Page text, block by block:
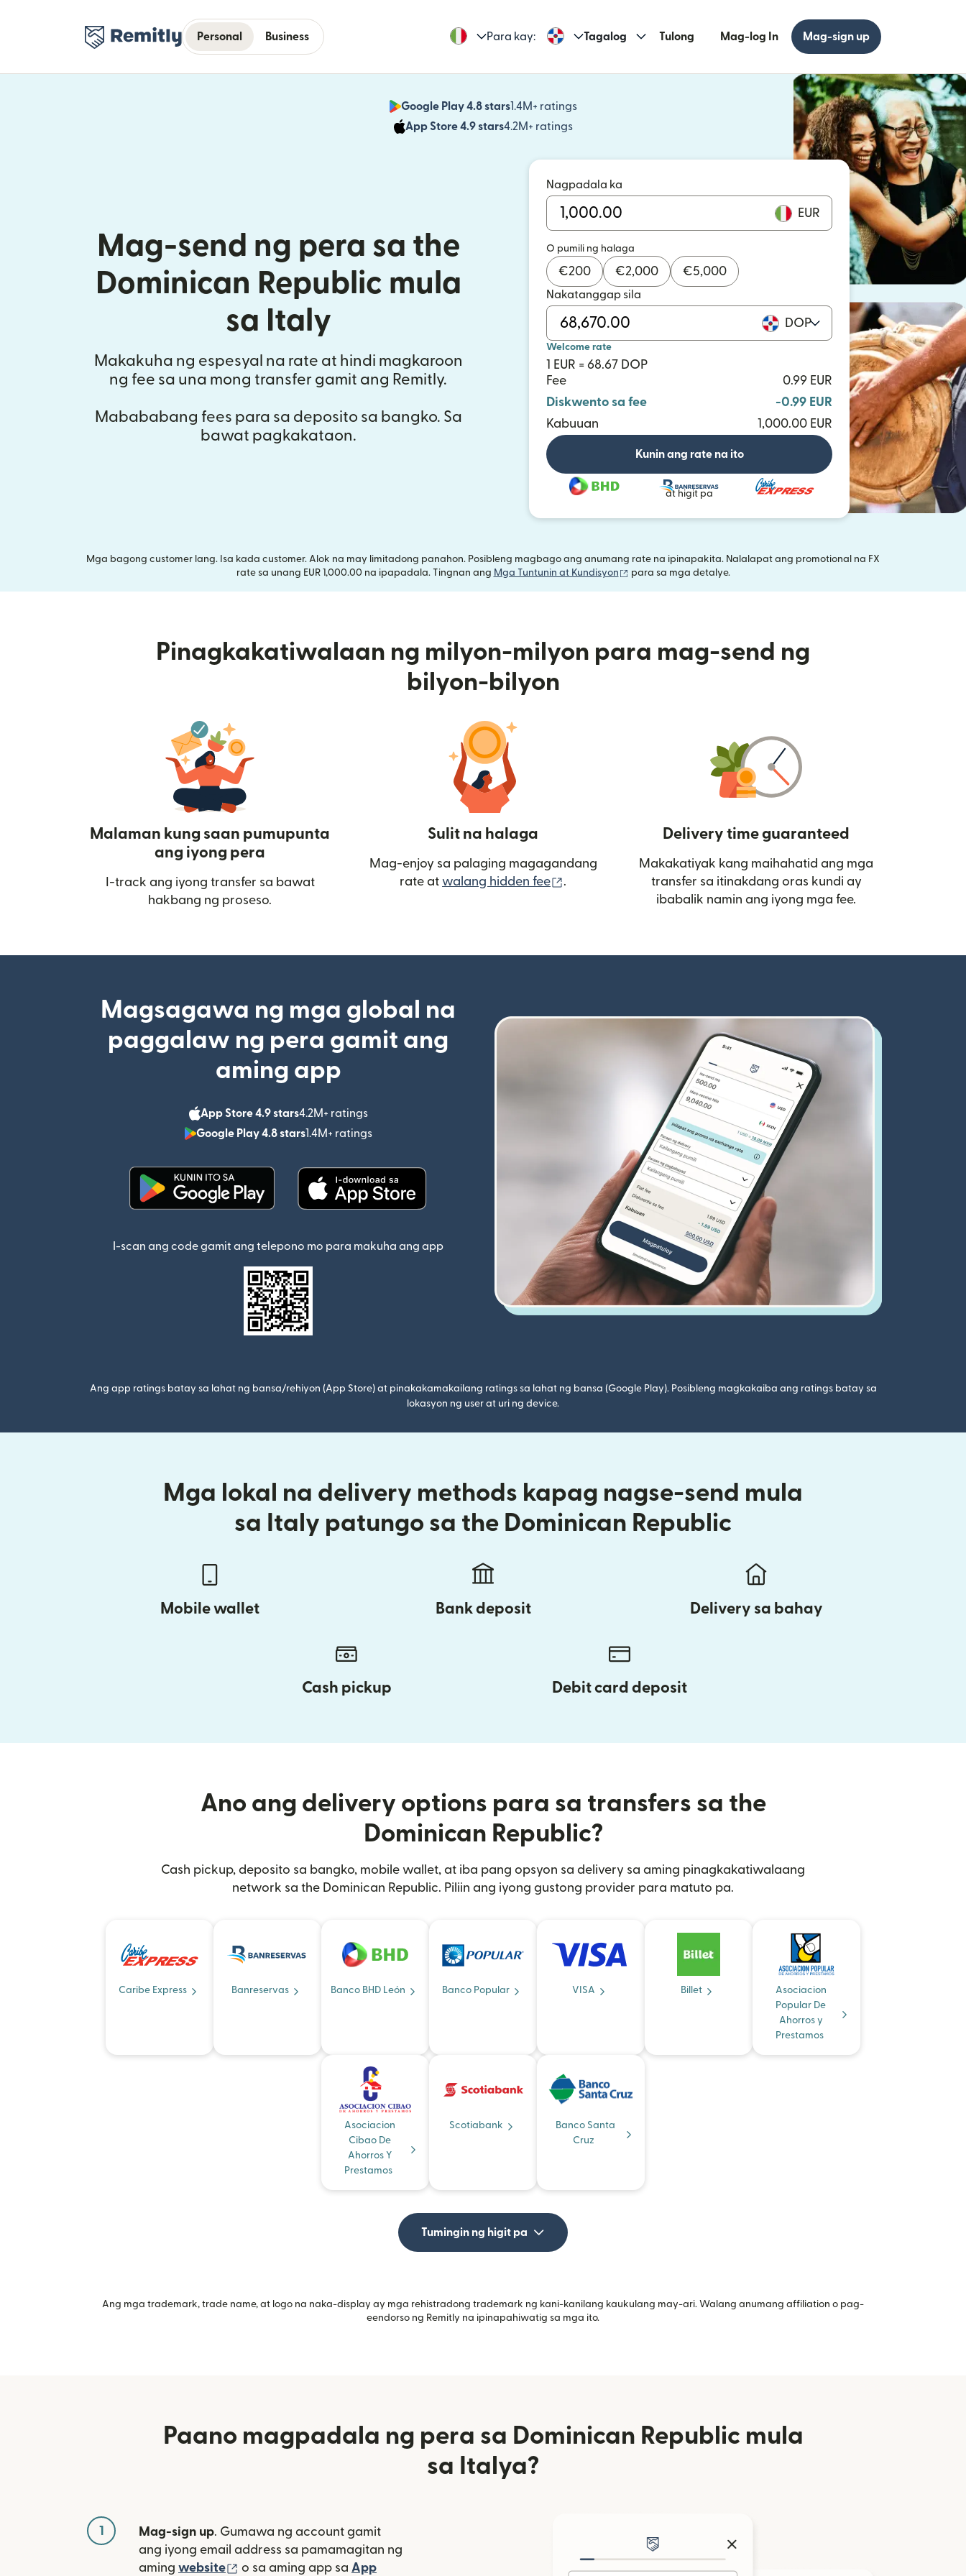
Personal Business Para kay: Tagalog Tulong Mag-log In Mag-sign up
Google Play 4.8 stars1.4M+ ratings
(bubukas sa bagong window)
App Store 4.9 stars4.2M+ ratings
(bubukas sa bagong window)
Mag-send ng pera sa the
Dominican Republic mula
sa Italy
Makakuha ng espesyal na rate at hindi magkaroon
ng fee sa una mong transfer gamit ang Remitly.
Mabababang fees para sa deposito sa bangko. Sa
bawat pagkakataon.
Nagpadala ka
EUR
O pumili ng halaga
€200 €2,000 €5,000
Nakatanggap sila
DOP
Welcome rate
1 EUR = 68.67 DOP
Fee
0.99 EUR
Diskwento sa fee
-0.99 EUR
Kabuuan
1,000.00 EUR
Kunin ang rate na ito
at higit pa
Mga bagong customer lang. Isa kada customer. Alok na may limitadong panahon. Posibleng magbago ang anumang rate na ipinapakita. Nalalapat ang promotional na FX
rate sa unang EUR 1,000.00 na ipapadala. Tingnan ang Mga Tuntunin at Kundisyon (bubukas sa bagong window)
para sa mga detalye.
Pinagkakatiwalaan ng milyon-milyon para mag-send ng
bilyon-bilyon
Malaman kung saan pumupunta
ang iyong pera
I-track ang iyong transfer sa bawat
hakbang ng proseso.
Sulit na halaga
Mag-enjoy sa palaging magagandang
rate at walang hidden fee (bubukas sa bagong window)
.
Delivery time guaranteed
Makakatiyak kang maihahatid ang mga
transfer sa itinakdang oras kundi ay
ibabalik namin ang iyong mga fee.
Magsagawa ng mga global na
paggalaw ng pera gamit ang
aming app
App Store 4.9 stars4.2M+ ratings
(bubukas sa bagong window)
Google Play 4.8 stars1.4M+ ratings
(bubukas sa bagong window)
I-scan ang code gamit ang telepono mo para makuha ang app
Ang app ratings batay sa lahat ng bansa/rehiyon (App Store) at pinakakamakailang ratings sa lahat ng bansa (Google Play). Posibleng magkakaiba ang ratings batay sa
lokasyon ng user at uri ng device.
Mga lokal na delivery methods kapag nagse-send mula
sa Italy patungo sa the Dominican Republic
Mobile wallet Bank deposit Delivery sa bahay
Cash pickup Debit card deposit
Ano ang delivery options para sa transfers sa the
Dominican Republic?
Cash pickup, deposito sa bangko, mobile wallet, at iba pang opsyon sa delivery sa aming pinagkakatiwalaang
network sa the Dominican Republic. Piliin ang iyong gustong provider para matuto pa.
Caribe Express Banreservas Banco BHD León Banco Popular VISA Billet
Asociacion
Popular De
Ahorros y
Prestamos
Asociacion
Cibao De
Ahorros Y
Prestamos
Scotiabank
Banco Santa
Cruz
Tumingin ng higit pa
Ang mga trademark, trade name, at logo na naka-display ay mga rehistradong trademark ng kani-kanilang kaukulang may-ari. Walang anumang affiliation o pag-
eendorso ng Remitly na ipinapahiwatig sa mga ito.
Paano magpadala ng pera sa Dominican Republic mula
sa Italya?
1 Mag-sign up. Gumawa ng account gamit
ang iyong email address sa pamamagitan ng
aming website (bubukas sa bagong window)
o sa aming app sa App